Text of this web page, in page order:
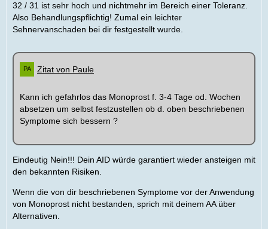
32 / 31 ist sehr hoch und nichtmehr im Bereich einer Toleranz.
Also Behandlungspflichtig! Zumal ein leichter
Sehnervanschaden bei dir festgestellt wurde.
Zitat von Paule
Kann ich gefahrlos das Monoprost f. 3-4 Tage od. Wochen
absetzen um selbst festzustellen ob d. oben beschriebenen
Symptome sich bessern ?
Eindeutig Nein!!! Dein AID würde garantiert wieder ansteigen mit
den bekannten Risiken.
Wenn die von dir beschriebenen Symptome vor der Anwendung
von Monoprost nicht bestanden, sprich mit deinem AA über
Alternativen.